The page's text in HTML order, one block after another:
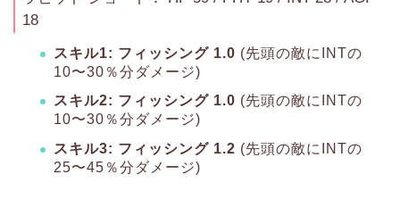
18
スキル1: フィッシング 1.0 (先頭の敵にINTの
10〜30％分ダメージ)
スキル2: フィッシング 1.0 (先頭の敵にINTの
10〜30％分ダメージ)
スキル3: フィッシング 1.2 (先頭の敵にINTの
25〜45％分ダメージ)